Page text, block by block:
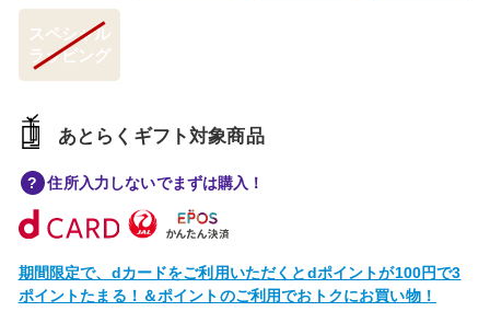
スペシャル
ラッピング
あとらくギフト対象商品
住所入力しないでまずは購入！
期間限定で、dカードをご利用いただくとdポイントが100円で3
ポイントたまる！＆ポイントのご利用でおトクにお買い物！